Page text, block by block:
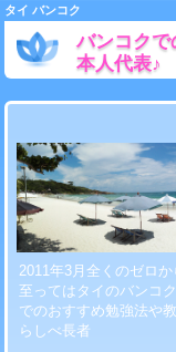
タイ バンコク
バンコクで
本人代表♪
2011年3月全くのゼロ
至ってはタイのバンコ
でのおすすめ勉強法や
らしべ長者